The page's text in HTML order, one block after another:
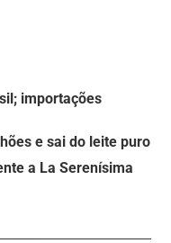
importações
e sai do leite puro
a La Serenísima